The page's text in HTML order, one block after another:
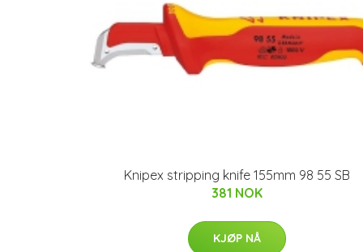
Knipex stripping knife 155mm 98 55 SB
381 NOK
KJØP NÅ